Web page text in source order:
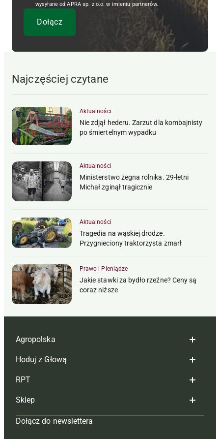
wysyłane od APRA sp. z o.o. w imieniu partnerów.
Najczęściej czytane
Aktualności
Nie zdjął hederu. Zarzut dla kombajnisty
po śmiertelnym wypadku
Aktualności
Ministerstwo żegna rolnika. 29-letni
Michał zginął tragicznie
Aktualności
Tragedia na wąskiej drodze.
Przygnieciony traktorzysta zmarł
Prawo i Pieniądze
Jakie stawki za bydło rzeźne? Ceny są
coraz niższe
Agropolska
Redakcja
Reklama
Tagi
Mapa serwisu
Hoduj z Głową
Hoduj z głową bydło
Hoduj z głową świnie
Prenumerata
RPT
Redakcja
Prenumerata
Sklep
Czasopisma i prenumerata
Dołącz do newslettera